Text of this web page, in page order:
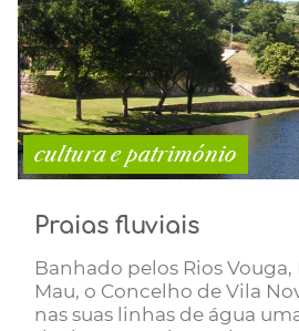
cultura e património
Praias fluviais
Banhado pelos Rios Vouga,
Mau, o Concelho de Vila
nas suas linhas de água